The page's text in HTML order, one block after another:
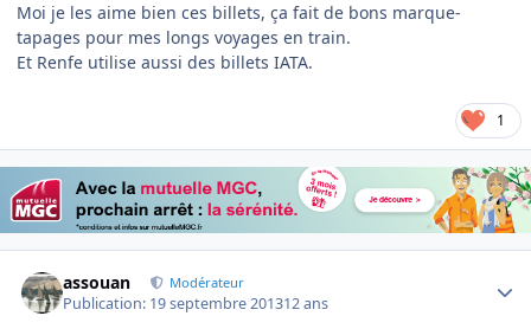
Moi je les aime bien ces billets, ça fait de bons marque-
tapages pour mes longs voyages en train.
Et Renfe utilise aussi des billets IATA.
1
assouan Modérateur
Publication: 19 septembre 201312 ans